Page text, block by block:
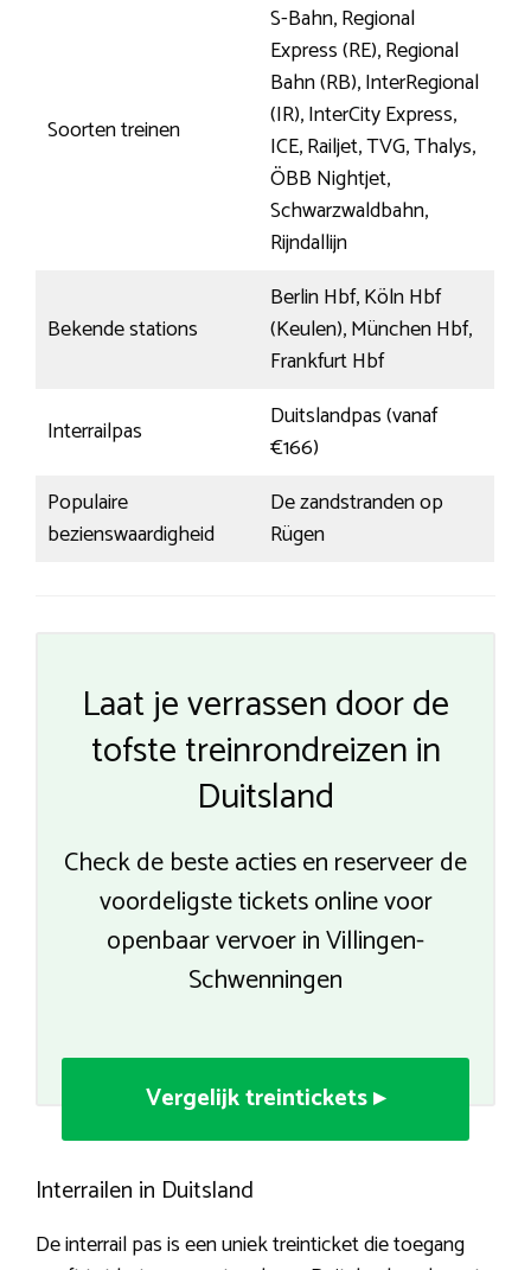
Soorten treinen
S-Bahn, Regional
Express (RE), Regional
Bahn (RB), InterRegional
(IR), InterCity Express,
ICE, Railjet, TVG, Thalys,
ÖBB Nightjet,
Schwarzwaldbahn,
Rijndallijn
Bekende stations
Berlin Hbf, Köln Hbf
(Keulen), München Hbf,
Frankfurt Hbf
Interrailpas
Duitslandpas (vanaf
€166)
Populaire
bezienswaardigheid
De zandstranden op
Rügen
Laat je verrassen door de
tofste treinrondreizen in
Duitsland
Check de beste acties en reserveer de
voordeligste tickets online voor
openbaar vervoer in Villingen-
Schwenningen
Vergelijk treintickets ▸
Interrailen in Duitsland
De interrail pas is een uniek treinticket die toegang